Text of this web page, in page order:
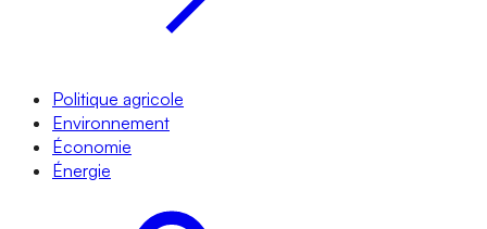
Politique agricole
Environnement
Économie
Énergie